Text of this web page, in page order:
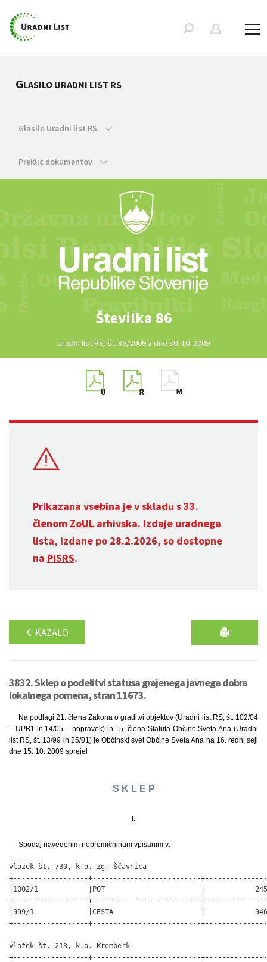
GLASILO URADNI LIST RS
Glasilo Uradni list RS
Preklic dokumentov
Številka 86
Uradni list RS, št. 86/2009 z dne 30. 10. 2009
Prikazana vsebina je v skladu s 33.
členom ZoUL arhivska. Izdaje uradnega
lista, izdane po 28.2.2026, so dostopne
na PISRS.
KAZALO
3832. Sklep o podelitvi statusa grajenega javnega dobra
lokalnega pomena, stran 11673.
Na podlagi 21. člena Zakona o graditvi objektov (Uradni list RS, št. 102/04
– UPB1 in 14/05 – popravek) in 15. člena Statuta Občine Sveta Ana (Uradni
list RS, št. 13/99 in 25/01) je Občinski svet Občine Sveta Ana na 16. redni seji
dne 15. 10. 2009 sprejel
S K L E P
I.
Spodaj navedenim nepremičninam vpisanim v:
vložek št. 730, k.o. Zg. Ščavnica
+------------------+--------------------------
|1002/1            |POT                       |
+------------------+--------------------------
|999/1             |CESTA                     |
+------------------+--------------------------
vložek št. 213, k.o. Kremberk
+------------------+--------------------------